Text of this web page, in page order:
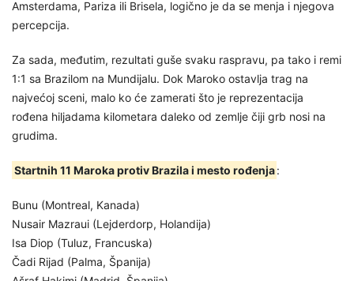
Amsterdama, Pariza ili Brisela, logično je da se menja i njegova
percepcija.
Za sada, međutim, rezultati guše svaku raspravu, pa tako i remi
1:1 sa Brazilom na Mundijalu. Dok Maroko ostavlja trag na
najvećoj sceni, malo ko će zamerati što je reprezentacija
rođena hiljadama kilometara daleko od zemlje čiji grb nosi na
grudima.
Startnih 11 Maroka protiv Brazila i mesto rođenja:
Bunu (Montreal, Kanada)
Nusair Mazraui (Lejderdorp, Holandija)
Isa Diop (Tuluz, Francuska)
Čadi Rijad (Palma, Španija)